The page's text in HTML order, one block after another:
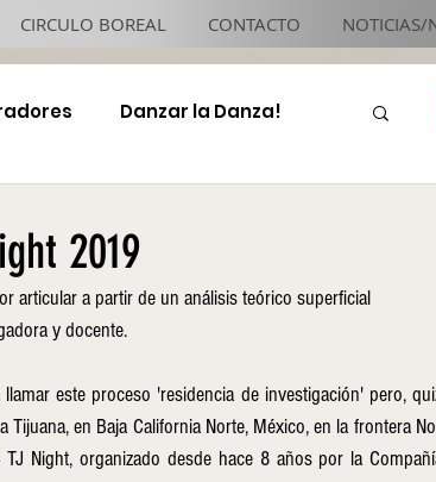
CIRCULO BOREAL CONTACTO NOTICIAS/
Danzar la Danza!
2019
articular a partir de un análisis teórico superficial
y docente.
este proceso 'residencia de investigación' pero,
en Baja California Norte, México, en la frontera
Night, organizado desde hace 8 años por la